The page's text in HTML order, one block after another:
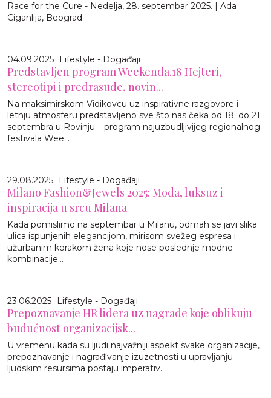
Race for the Cure - Nedelja, 28. septembar 2025. | Ada
Ciganlija, Beograd
04.09.2025 Lifestyle - Događaji
Predstavljen program Weekenda.18 Hejteri,
stereotipi i predrasude, novin...
Na maksimirskom Vidikovcu uz inspirativne razgovore i
letnju atmosferu predstavljeno sve što nas čeka od 18. do 21.
septembra u Rovinju – program najuzbudljivijeg regionalnog
festivala Wee...
29.08.2025 Lifestyle - Događaji
Milano Fashion&Jewels 2025: Moda, luksuz i
inspiracija u srcu Milana
Kada pomislimo na septembar u Milanu, odmah se javi slika
ulica ispunjenih elegancijom, mirisom svežeg espresa i
užurbanim korakom žena koje nose poslednje modne
kombinacije…
23.06.2025 Lifestyle - Događaji
Prepoznavanje HR lidera uz nagrade koje oblikuju
budućnost organizacijsk...
U vremenu kada su ljudi najvažniji aspekt svake organizacije,
prepoznavanje i nagrađivanje izuzetnosti u upravljanju
ljudskim resursima postaju imperativ...